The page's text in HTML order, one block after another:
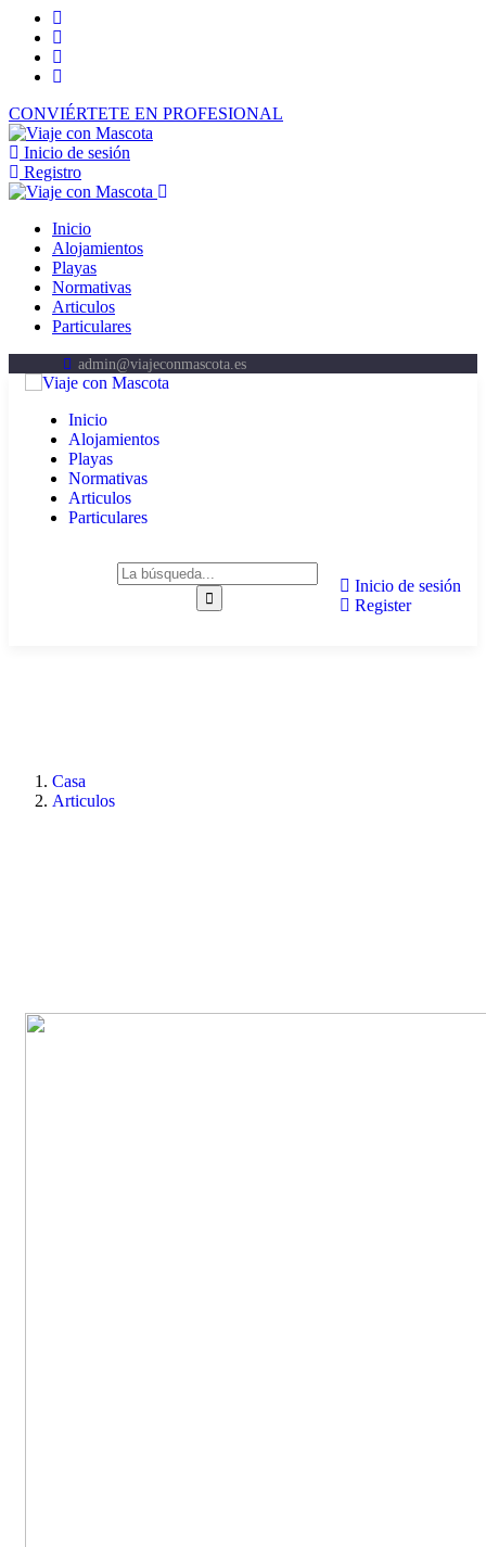
CONVIÉRTETE EN PROFESIONAL
Inicio de sesión
Registro
Inicio
Alojamientos
Playas
Normativas
Articulos
Particulares
admin@viajeconmascota.es
Inicio
Alojamientos
Playas
Normativas
Articulos
Particulares
Inicio de sesión
Register
Casa
Articulos